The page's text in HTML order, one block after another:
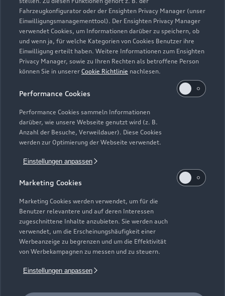
Fahrzeugkonfigurator oder der Ensighten Privacy Manager (unser
Einwilligungsmanagementtool). Der Ensighten Privacy Manager
verwendet Cookies, um Informationen darüber zu speichern, ob
und wenn ja, für welche Kategorien von Cookies Benutzer ihre
Einwilligung erteilt haben. Weitere Informationen zum Ensighten
Privacy Manager, sowie zu Ihren Rechten als betroffene Person
können Sie in unserer Cookie Richtlinie nachlesen.
Performance Cookies
Performance Cookies sammeln Informationen
darüber, wie unsere Webseite genutzt wird (z. B.
Anzahl der Besuche, Verweildauer). Diese Cookies
werden zur Optimierung der Webseite verwendet.
Einstellungen anpassen
Marketing Cookies
Marketing Cookies werden verwendet, um für die
Benutzer relevantere und auf deren Interessen
zugeschnittene Inhalte anzubieten. Sie werden auch
verwendet, um die Erscheinungshäufigkeit einer
Werbeanzeige zu begrenzen und um die Effektivität
von Werbekampagnen zu messen und zu steuern.
Einstellungen anpassen
Zurück nach oben
Modelle
Elektromodelle
Plug-in-Hybride
Neuwagensuche
Gebrauchtwagensuche
Geschäftskunden
Service & Zubehör
Saisonale Angebote
Audi Services
Garantie
Audi digital services
myAudi
Support
Audi Code
Häufige Fragen (FAQ)
Audi Online Beratung
Online-Terminvereinbarung
Servicekontakt
Über Audi
Unternehmen
Karriere
Investor Relations
© 2026 AUDI AG. Alle Rechte vorbehalten
Impressum Rechtliches